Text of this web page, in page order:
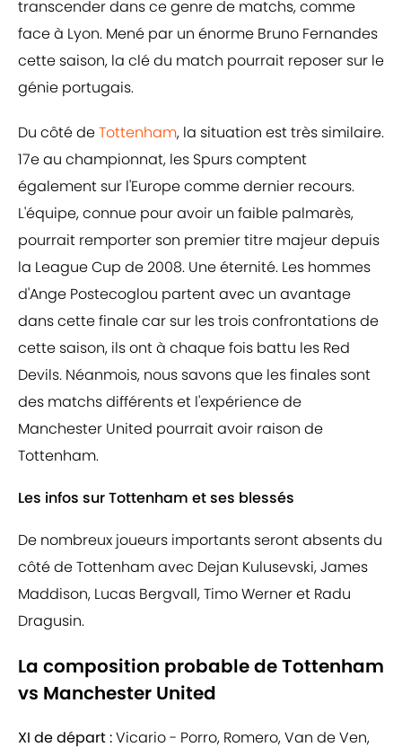
transcender dans ce genre de matchs, comme
face à Lyon. Mené par un énorme Bruno Fernandes
cette saison, la clé du match pourrait reposer sur le
génie portugais.
Du côté deTottenham, la situation est très similaire.
17e au championnat, les Spurs comptent
également sur l'Europe comme dernier recours.
L'équipe, connue pour avoir un faible palmarès,
pourrait remporter son premier titre majeur depuis
la League Cup de 2008. Une éternité. Les hommes
d'Ange Postecoglou partent avec un avantage
dans cette finale car sur les trois confrontations de
cette saison, ils ont à chaque fois battu les Red
Devils. Néanmois, nous savons que les finales sont
des matchs différents et l'expérience de
Manchester United pourrait avoir raison de
Tottenham.
Les infos sur Tottenham et ses blessés
De nombreux joueurs importants seront absents du
côté de Tottenham avec Dejan Kulusevski, James
Maddison, Lucas Bergvall, Timo Werner et Radu
Dragusin.
La composition probable de Tottenham
vs Manchester United
XI de départ :Vicario - Porro, Romero, Van de Ven,